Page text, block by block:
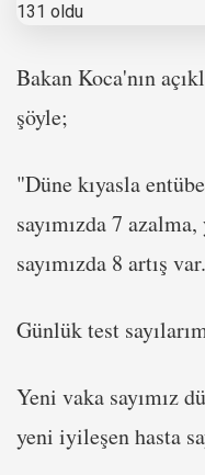
Bakan Koca'nın
şöyle;
"Düne kıyasla
sayımızda 7
sayımızda 8 artış var.
Günlük test
Yeni vaka sayımız
yeni iyileşen hasta